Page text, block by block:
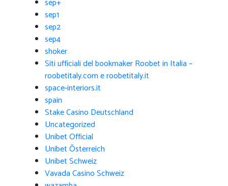
sep+
sep1
sep2
sep4
shoker
Siti ufficiali del bookmaker Roobet in Italia –
roobetitaly.com e roobetitaly.it
space-interiors.it
spain
Stake Casino Deutschland
Uncategorized
Unibet Official
Unibet Österreich
Unibet Schweiz
Vavada Casino Schweiz